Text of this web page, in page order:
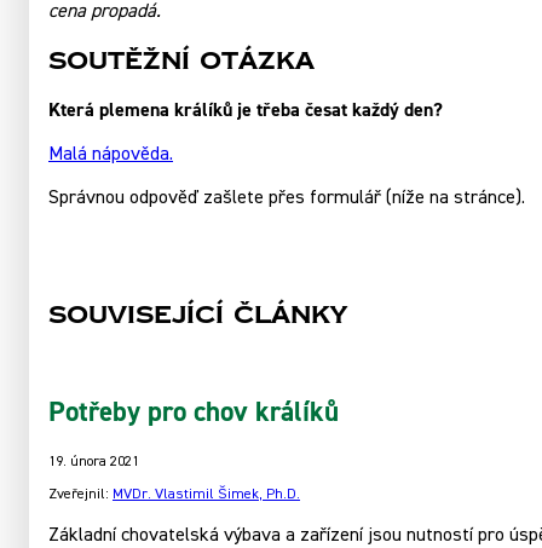
cena propadá.
Soutěžní otázka
Která plemena králíků je třeba česat každý den?
Malá nápověda.
Správnou odpověď zašlete přes formulář (níže na stránce).
Související články
Potřeby pro chov králíků
19. února 2021
Zveřejnil: MVDr. Vlastimil Šimek, Ph.D.
Základní chovatelská výbava a zařízení jsou nutností pro